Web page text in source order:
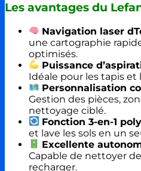
Les avantages du
Navigation laser
une cartographie
optimisés.
Puissance
Idéale pour les tapis et
Personnalisation
Gestion des pièces,
nettoyage ciblé.
Fonction 3-en-1
et lave les sols en un
Excellente
Capable de nettoyer
recharger.